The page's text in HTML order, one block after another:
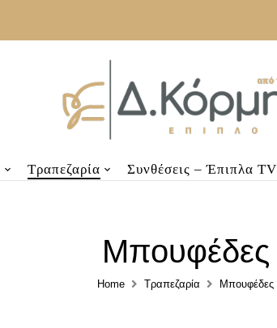
Τραπεζαρία Συνθέσεις – Έπιπλα TV
Μπουφέδες
Home Τραπεζαρία Μπουφέδες